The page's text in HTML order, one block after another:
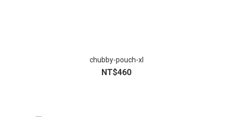
chubby-pouch-xl
NT$460